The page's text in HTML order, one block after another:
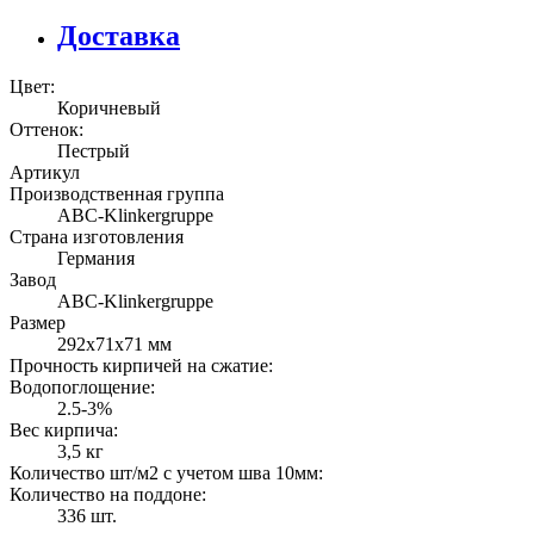
Доставка
Цвет:
Коричневый
Оттенок:
Пестрый
Артикул
Производственная группа
ABC-Klinkergruppe
Страна изготовления
Германия
Завод
ABC-Klinkergruppe
Размер
292х71х71 мм
Прочность кирпичей на сжатие:
Водопоглощение:
2.5-3%
Вес кирпича:
3,5 кг
Количество шт/м2 с учетом шва 10мм:
Количество на поддоне:
336 шт.